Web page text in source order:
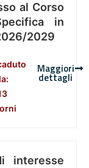
al Corso
in
2029
Maggiori
dettagli
interesse